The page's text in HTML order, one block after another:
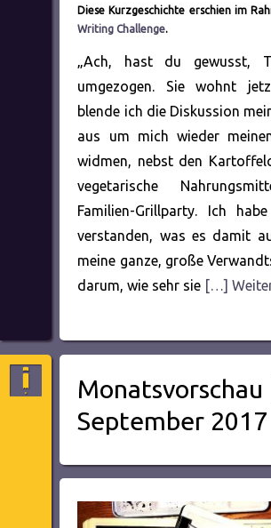
Diese Kurzgeschichte erschien im
Writing Challenge.
„Ach, hast du gewusst,
umgezogen. Sie wohnt
blende ich die Diskussion
aus um mich wieder
widmen, nebst den
vegetarische
Familien-Grillparty. Ich
verstanden, was es damit
meine ganze, große
darum, wie sehr sie […]
Monatsvorschau |
September 2017